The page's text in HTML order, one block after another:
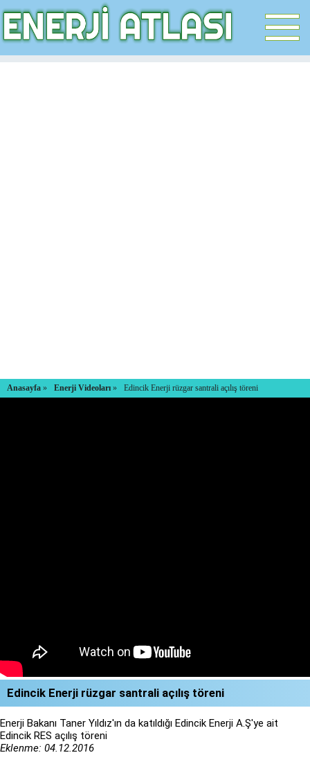
Anasayfa » Enerji Videoları » Edincik Enerji rüzgar santrali açılış töreni
Edincik Enerji rüzgar santrali açılış töreni
Enerji Bakanı Taner Yıldız'ın da katıldığı Edincik Enerji A.Ş'ye ait
Edincik RES açılış töreni
Eklenme: 04.12.2016